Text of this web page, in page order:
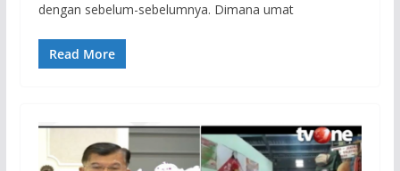
dengan sebelum-sebelumnya. Dimana umat
Read More